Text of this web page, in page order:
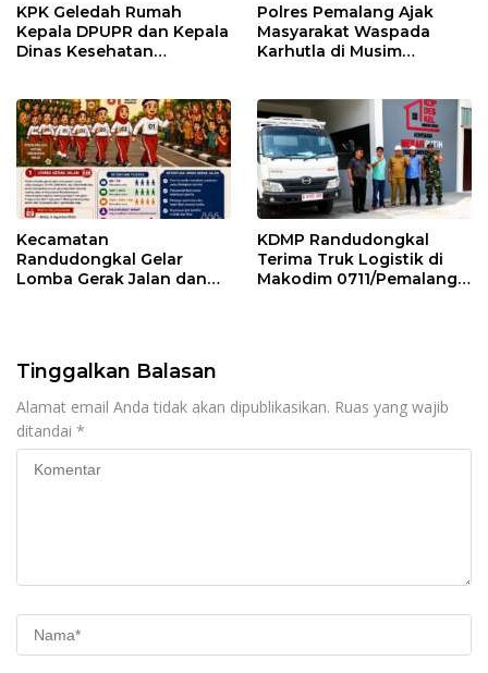
KPK Geledah Rumah
Kepala DPUPR dan Kepala
Dinas Kesehatan
Polres Pemalang Ajak
Masyarakat Waspada
Karhutla di Musim
Kecamatan
Randudongkal Gelar
Lomba Gerak Jalan dan
KDMP Randudongkal
Terima Truk Logistik di
Makodim 0711/Pemalang
Tinggalkan Balasan
Alamat email Anda tidak akan dipublikasikan. Ruas yang wajib
ditandai *